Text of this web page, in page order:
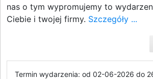
nas o tym wypromujemy to
Ciebie i twojej firmy. Szczegóły ...
Termin wydarzenia: od 02-06-2026 do